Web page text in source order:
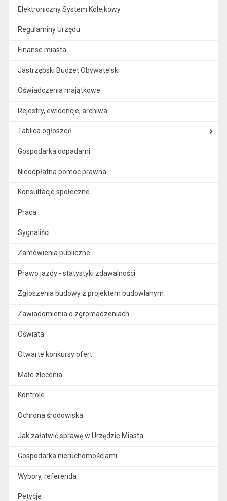
Elektroniczny System Kolejkowy
Regulaminy Urzędu
Finanse miasta
Jastrzębski Budżet Obywatelski
Oświadczenia majątkowe
Rejestry, ewidencje, archiwa
Tablica ogłoszeń
Gospodarka odpadami
Nieodpłatna pomoc prawna
Konsultacje społeczne
Praca
Sygnaliści
Zamówienia publiczne
Prawo jazdy - statystyki zdawalności
Zgłoszenia budowy z projektem budowlanym
Zawiadomienia o zgromadzeniach
Oświata
Otwarte konkursy ofert
Małe zlecenia
Kontrole
Ochrona środowiska
Jak załatwić sprawę w Urzędzie Miasta
Gospodarka nieruchomościami
Wybory, referenda
Petycje